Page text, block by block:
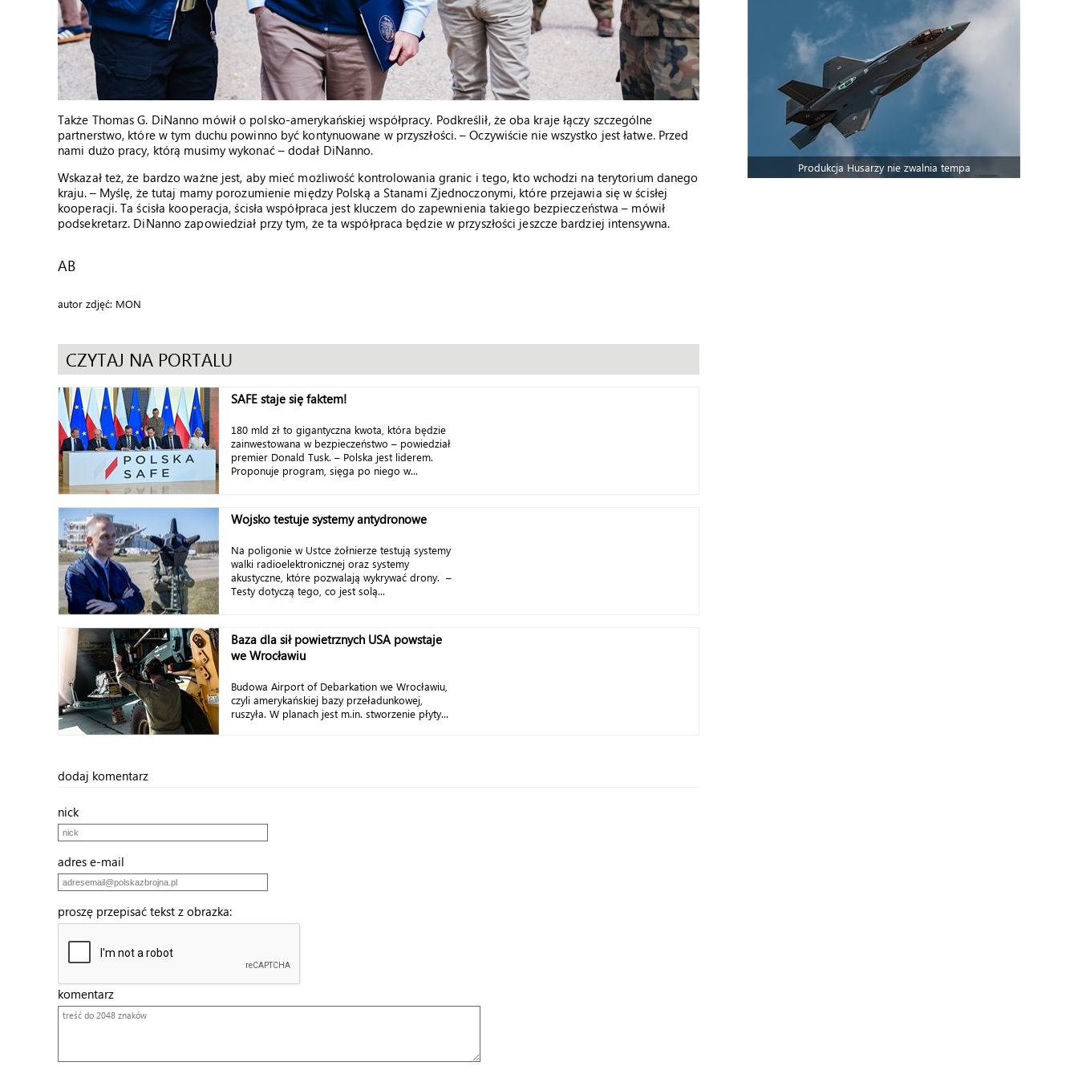
Także Thomas G. DiNanno mówił o polsko-amerykańskiej współpracy. Podkreślił, że oba kraje łączy szczególne
partnerstwo, które w tym duchu powinno być kontynuowane w przyszłości. – Oczywiście nie wszystko jest łatwe. Przed
nami dużo pracy, którą musimy wykonać – dodał DiNanno.
Wskazał też, że bardzo ważne jest, aby mieć możliwość kontrolowania granic i tego, kto wchodzi na terytorium danego
kraju. – Myślę, że tutaj mamy porozumienie między Polską a Stanami Zjednoczonymi, które przejawia się w ścisłej
kooperacji. Ta ścisła kooperacja, ścisła współpraca jest kluczem do zapewnienia takiego bezpieczeństwa – mówił
podsekretarz. DiNanno zapowiedział przy tym, że ta współpraca będzie w przyszłości jeszcze bardziej intensywna.
AB
autor zdjęć: MON
CZYTAJ NA PORTALU
SAFE staje się faktem!
180 mld zł to gigantyczna kwota, która będzie
zainwestowana w bezpieczeństwo – powiedział
premier Donald Tusk. – Polska jest liderem.
Proponuje program, sięga po niego w...
Wojsko testuje systemy antydronowe
Na poligonie w Ustce żołnierze testują systemy
walki radioelektronicznej oraz systemy
akustyczne, które pozwalają wykrywać drony. –
Testy dotyczą tego, co jest solą...
Baza dla sił powietrznych USA powstaje
we Wrocławiu
Budowa Airport of Debarkation we Wrocławiu,
czyli amerykańskiej bazy przeładunkowej,
ruszyła. W planach jest m.in. stworzenie płyty...
dodaj komentarz
nick
adres e-mail
proszę przepisać tekst z obrazka:
komentarz
Produkcja Husarzy nie zwalnia tempa